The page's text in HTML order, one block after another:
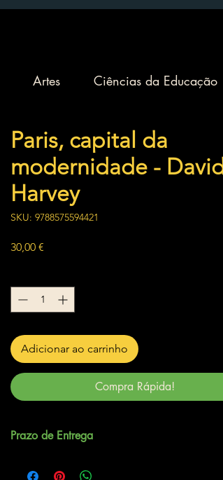
Artes Ciências da Educação
Paris, capital da
modernidade - David
Harvey
SKU: 9788575594421
30,00 €
Adicionar ao carrinho
Compra Rápida!
Prazo de Entrega